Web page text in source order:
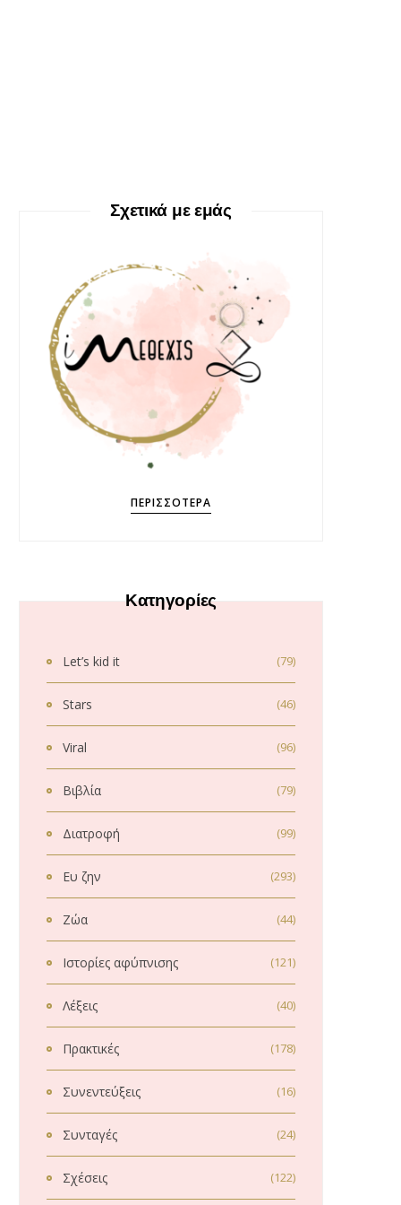
Σχετικά με εμάς
ΠΕΡΙΣΣΌΤΕΡΑ
Κατηγορίες
Let’s kid it (79)
Stars (46)
Viral (96)
Βιβλία (79)
Διατροφή (99)
Ευ ζην (293)
Ζώα (44)
Ιστορίες αφύπνισης (121)
Λέξεις (40)
Πρακτικές (178)
Συνεντεύξεις (16)
Συνταγές (24)
Σχέσεις (122)